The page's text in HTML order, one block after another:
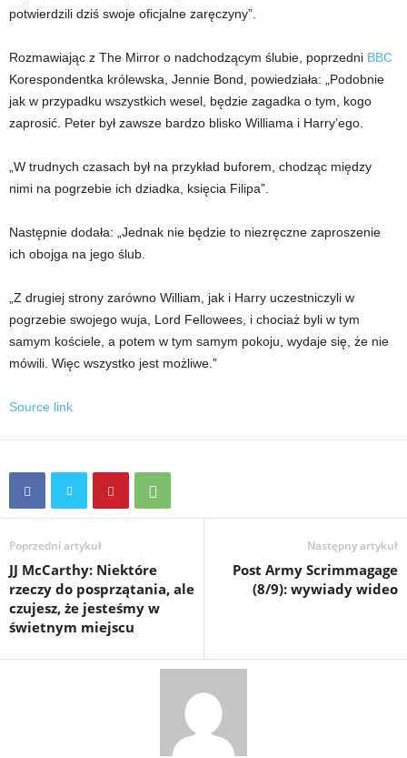
potwierdzili dziś swoje oficjalne zaręczyny”.
Rozmawiając z The Mirror o nadchodzącym ślubie, poprzedni BBC
Korespondentka królewska, Jennie Bond, powiedziała: „Podobnie
jak w przypadku wszystkich wesel, będzie zagadka o tym, kogo
zaprosić. Peter był zawsze bardzo blisko Williama i Harry’ego.
„W trudnych czasach był na przykład buforem, chodząc między
nimi na pogrzebie ich dziadka, księcia Filipa”.
Następnie dodała: „Jednak nie będzie to niezręczne zaproszenie
ich obojga na jego ślub.
„Z drugiej strony zarówno William, jak i Harry uczestniczyli w
pogrzebie swojego wuja, Lord Fellowees, i chociaż byli w tym
samym kościele, a potem w tym samym pokoju, wydaje się, że nie
mówili. Więc wszystko jest możliwe.”
Source link
Poprzedni artykuł
JJ McCarthy: Niektóre
rzeczy do posprzątania, ale
czujesz, że jesteśmy w
świetnym miejscu
Następny artykuł
Post Army Scrimmagage
(8/9): wywiady wideo